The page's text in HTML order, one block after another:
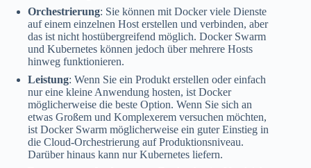
Orchestrierung: Sie können mit Docker viele Dienste
auf einem einzelnen Host erstellen und verbinden, aber
das ist nicht hostübergreifend möglich. Docker Swarm
und Kubernetes können jedoch über mehrere Hosts
hinweg funktionieren.
Leistung: Wenn Sie ein Produkt erstellen oder einfach
nur eine kleine Anwendung hosten, ist Docker
möglicherweise die beste Option. Wenn Sie sich an
etwas Großem und Komplexerem versuchen möchten,
ist Docker Swarm möglicherweise ein guter Einstieg in
die Cloud-Orchestrierung auf Produktionsniveau.
Darüber hinaus kann nur Kubernetes liefern.